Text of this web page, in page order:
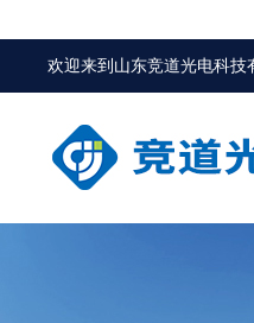
欢迎来到 山东竞道光电科技